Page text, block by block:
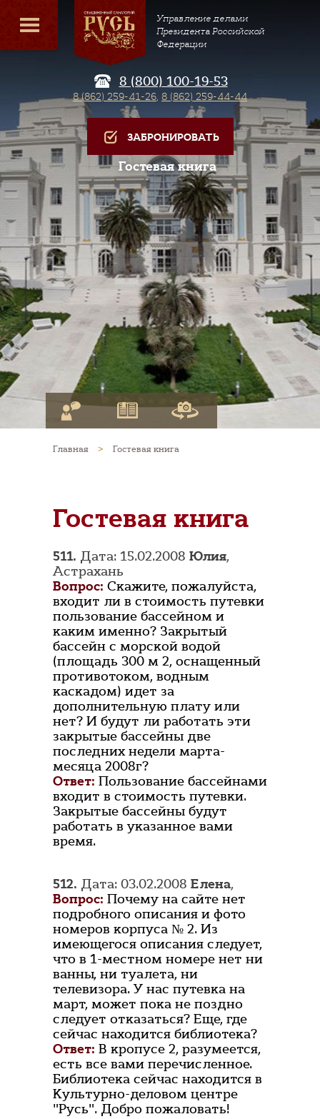
Управление делами
Президента Российской
Федерации
8 (800) 100-19-53
8 (862) 259-41-26, 8 (862) 259-44-44
ЗАБРОНИРОВАТЬ
Гостевая книга
Главная > Гостевая книга
Гостевая книга
511. Дата: 15.02.2008 Юлия,
Астрахань
Вопрос: Скажите, пожалуйста,
входит ли в стоимость путевки
пользование бассейном и
каким именно? Закрытый
бассейн с морской водой
(площадь 300 м 2, оснащенный
противотоком, водным
каскадом) идет за
дополнительную плату или
нет? И будут ли работать эти
закрытые бассейны две
последних недели марта-
месяца 2008г?
Ответ: Пользование бассейнами
входит в стоимость путевки.
Закрытые бассейны будут
работать в указанное вами
время.
512. Дата: 03.02.2008 Елена,
Вопрос: Почему на сайте нет
подробного описания и фото
номеров корпуса № 2. Из
имеющегося описания следует,
что в 1-местном номере нет ни
ванны, ни туалета, ни
телевизора. У нас путевка на
март, может пока не поздно
следует отказаться? Еще, где
сейчас находится библиотека?
Ответ: В кропусе 2, разумеется,
есть все вами перечисленное.
Библиотека сейчас находится в
Культурно-деловом центре
"Русь". Добро пожаловать!